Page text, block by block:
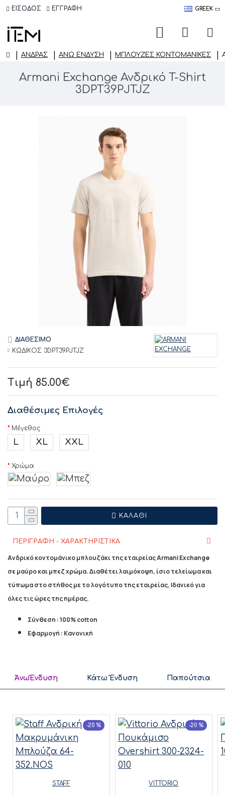
ΕΙΣΟΔΟΣ ΕΓΓΡΑΦΗ GREEK
ΑΝΔΡΑΣ ΆΝΩ ΈΝΔΥΣΗ ΜΠΛΟΎΖΕΣ ΚΟΝΤΟΜΆΝΙΚΕΣ
Armani Exchange Ανδρικό T-Shirt
3DPT39PJTJZ
Τιμή 85.00€
ΔΙΑΘΕΣΙΜΟ
ΚΩΔΙΚΟΣ: 3DPT39PJTJZ
Διαθέσιμες Επιλογές
Μέγεθος
L XL XXL
Χρώμα
ΚΑΛΆΘΙ
ΠΕΡΙΓΡΑΦΗ - ΧΑΡΑΚΤΗΡΙΣΤΙΚΑ
Ανδρικό κοντομάνικο μπλουζάκι της εταιρείας Armani Exchange
σε μαύρο και μπεζ χρώμα. Διαθέτει λαιμόκοψη, ίσιο τελείωμα και
τύπωμα στο στήθος με το λογότυπο της εταιρείας, Ιδανικό για
όλες τις ώρες της ημέρας.
Σύνθεση : 100% cotton
Εφαρμογή : Κανονική
ΆνωΈνδυση Κάτω Ένδυση Παπούτσια
-20 %
STAFF
-20 %
VITTORIO